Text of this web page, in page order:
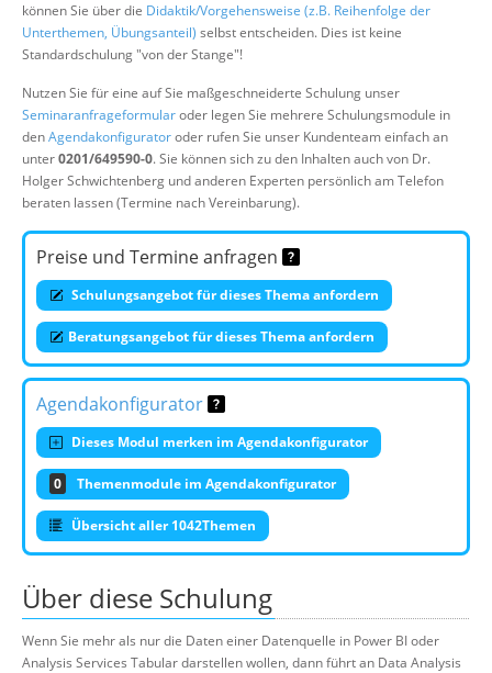
können Sie über die Didaktik/Vorgehensweise (z.B. Reihenfolge der
Unterthemen, Übungsanteil) selbst entscheiden. Dies ist keine
Standardschulung "von der Stange"!
Nutzen Sie für eine auf Sie maßgeschneiderte Schulung unser
Seminaranfrageformularoder legen Sie mehrere Schulungsmodule in
denAgendakonfiguratoroder rufen Sie unser Kundenteam einfach an
unter0201/649590-0. Sie können sich zu den Inhalten auch von Dr.
Holger Schwichtenberg und anderen Experten persönlich am Telefon
beraten lassen (Termine nach Vereinbarung).
Preise und Termine anfragen
Schulungsangebot für dieses Thema anfordern
Beratungsangebot für dieses Thema anfordern
Agendakonfigurator
Dieses Modul merken im Agendakonfigurator
0 Themenmodule im Agendakonfigurator
Übersicht aller 1042Themen
Über diese Schulung
Wenn Sie mehr als nur die Daten einer Datenquelle in Power BI oder
Analysis Services Tabular darstellen wollen, dann führt an Data Analysis